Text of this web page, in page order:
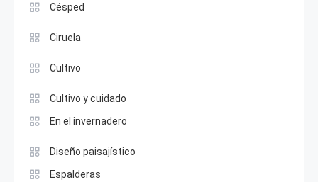
Césped
Ciruela
Cultivo
Cultivo y cuidado
En el invernadero
Diseño paisajístico
Espalderas